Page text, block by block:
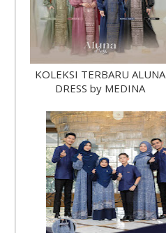
KOLEKSI TERBARU ALUNA
DRESS by MEDINA